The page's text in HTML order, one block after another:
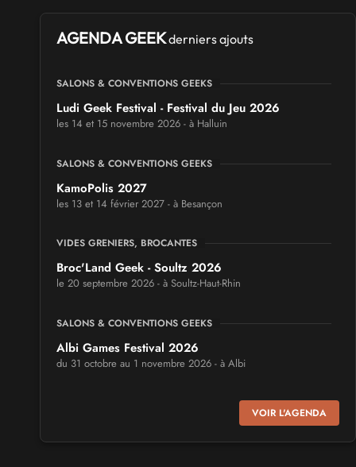
AGENDA GEEKderniers ajouts
SALONS & CONVENTIONS GEEKS
Ludi Geek Festival - Festival du Jeu 2026
les 14 et 15 novembre 2026 - à Halluin
SALONS & CONVENTIONS GEEKS
KamoPolis 2027
les 13 et 14 février 2027 - à Besançon
VIDES GRENIERS, BROCANTES
Broc'Land Geek - Soultz 2026
le 20 septembre 2026 - à Soultz-Haut-Rhin
SALONS & CONVENTIONS GEEKS
Albi Games Festival 2026
du 31 octobre au 1 novembre 2026 - à Albi
Virtual Calais - salon du jeu vidéo et des loisirs
numériques 2026
VOIR L'AGENDA